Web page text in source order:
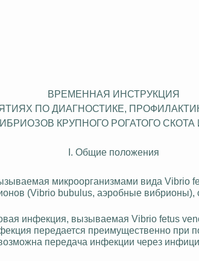
ВРЕМЕННАЯ ИНСТРУКЦИЯ
ПО ДИАГНОСТИКЕ,
КРУПНОГО РОГАТОГО СКОТА
I. Общие положения
микроорганизмами вида Vibrio
(Vibrio bubulus, аэробные
инфекция, вызываемая Vibrio fetus
передается преимущественно при
передача инфекции через